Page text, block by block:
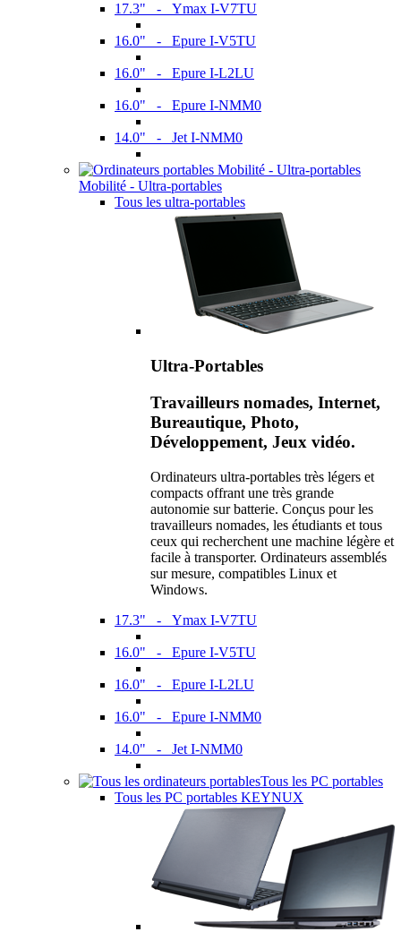
17.3" - Ymax I-V7TU
16.0" - Epure I-V5TU
16.0" - Epure I-L2LU
16.0" - Epure I-NMM0
14.0" - Jet I-NMM0
Mobilité - Ultra-portables
Tous les ultra-portables
Ultra-Portables
Travailleurs nomades, Internet,
Bureautique, Photo,
Développement, Jeux vidéo.
Ordinateurs ultra-portables très légers et
compacts offrant une très grande
autonomie sur batterie. Conçus pour les
travailleurs nomades, les étudiants et tous
ceux qui recherchent une machine légère et
facile à transporter. Ordinateurs assemblés
sur mesure, compatibles Linux et
Windows.
17.3" - Ymax I-V7TU
16.0" - Epure I-V5TU
16.0" - Epure I-L2LU
16.0" - Epure I-NMM0
14.0" - Jet I-NMM0
Tous les PC portables
Tous les PC portables KEYNUX